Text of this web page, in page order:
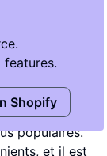
idéale pour
et
populaires.
et il est
Shopify